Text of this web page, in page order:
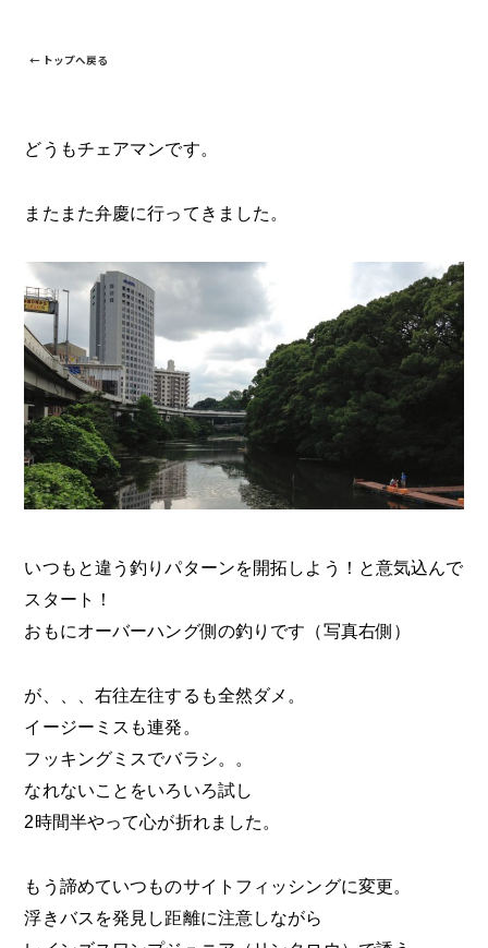
← トップへ戻る
どうもチェアマンです。
またまた弁慶に行ってきました。
いつもと違う釣りパターンを開拓しよう！と意気込んで
スタート！
おもにオーバーハング側の釣りです（写真右側）
が、、、右往左往するも全然ダメ。
イージーミスも連発。
フッキングミスでバラシ。。
なれないことをいろいろ試し
2時間半やって心が折れました。
もう諦めていつものサイトフィッシングに変更。
浮きバスを発見し距離に注意しながら